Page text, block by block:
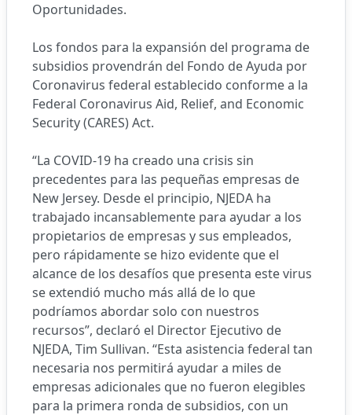
Oportunidades.
Los fondos para la expansión del programa de
subsidios provendrán del Fondo de Ayuda por
Coronavirus federal establecido conforme a la
Federal Coronavirus Aid, Relief, and Economic
Security (CARES) Act.
“La COVID-19 ha creado una crisis sin
precedentes para las pequeñas empresas de
New Jersey. Desde el principio, NJEDA ha
trabajado incansablemente para ayudar a los
propietarios de empresas y sus empleados,
pero rápidamente se hizo evidente que el
alcance de los desafíos que presenta este virus
se extendió mucho más allá de lo que
podríamos abordar solo con nuestros
recursos”, declaró el Director Ejecutivo de
NJEDA, Tim Sullivan. “Esta asistencia federal tan
necesaria nos permitirá ayudar a miles de
empresas adicionales que no fueron elegibles
para la primera ronda de subsidios, con un